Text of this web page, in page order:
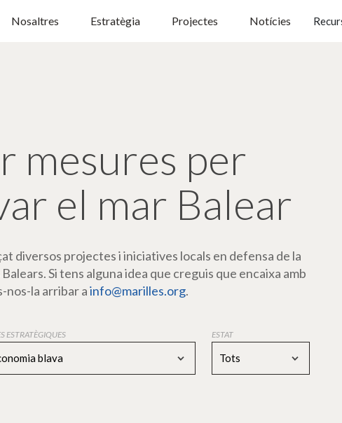
Nosaltres Estratègia Projectes Notícies
mesures per
el mar Balear
diversos projectes i iniciatives locals en defensa de la
Si tens alguna idea que creguis que encaixa amb
nos-la arribar ainfo@marilles.org.
ESTRATÈGIQUES
blava
ESTAT
Tots